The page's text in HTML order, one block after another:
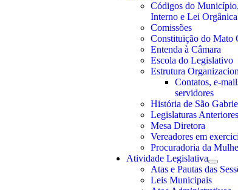
Códigos do
Interno e Lei Orgânica
Comissões
Constituição do Mato
Entenda à Câmara
Escola do Legislativo
Estrutura
Contatos, e-
servidores
História de São
Legislaturas Anteriores
Mesa Diretora
Vereadores em
Procuradoria da
Atividade Legislativa
Atas e Pautas das
Leis Municipais